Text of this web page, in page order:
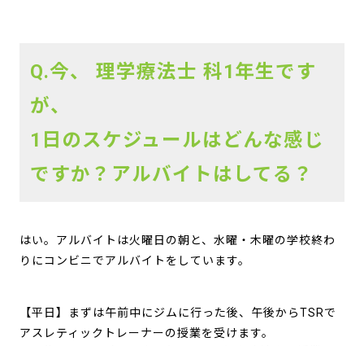
Q.今、 理学療法士 科1年生です
が、
1日のスケジュールはどんな感じ
ですか？アルバイトはしてる？
はい。アルバイトは火曜日の朝と、水曜・木曜の学校終わ
りにコンビニでアルバイトをしています。
【平日】まずは午前中にジムに行った後、午後からTSRで
アスレティックトレーナーの授業を受けます。